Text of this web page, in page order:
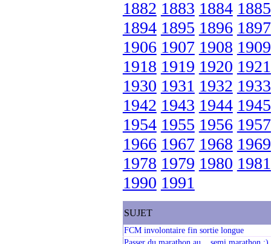
1882 1883 1884 1885
1894 1895 1896 1897
1906 1907 1908 1909
1918 1919 1920 1921
1930 1931 1932 1933
1942 1943 1944 1945
1954 1955 1956 1957
1966 1967 1968 1969
1978 1979 1980 1981
1990 1991
SUJET
FCM involontaire fin sortie longue